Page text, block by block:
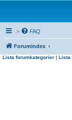
> FAQ
Forumindex
Lista forumkategorier | Lista